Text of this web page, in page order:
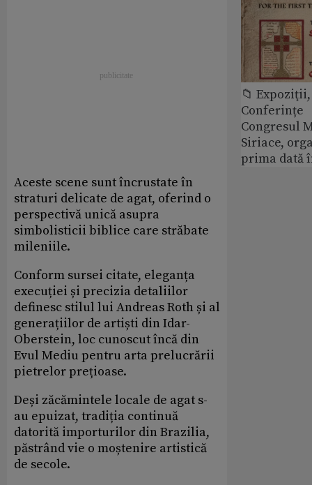
Aceste scene sunt încrustate în
straturi delicate de agat, oferind o
perspectivă unică asupra
simbolisticii biblice care străbate
mileniile.
Conform sursei citate, eleganța
execuției și precizia detaliilor
definesc stilul lui Andreas Roth și al
generațiilor de artiști din Idar-
Oberstein, loc cunoscut încă din
Evul Mediu pentru arta prelucrării
pietrelor prețioase.
Deși zăcămintele locale de agat s-
au epuizat, tradiția continuă
datorită importurilor din Brazilia,
păstrând vie o moștenire artistică
de secole.
📁
Conferințe
Congresul
Siriace,
prima dată